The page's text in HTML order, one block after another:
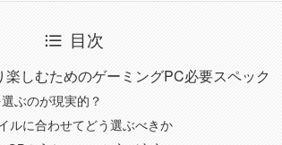
目次
しむためのゲーミングPC必要スペック
ぶのが現実的？
ルに合わせてどう選ぶべきか